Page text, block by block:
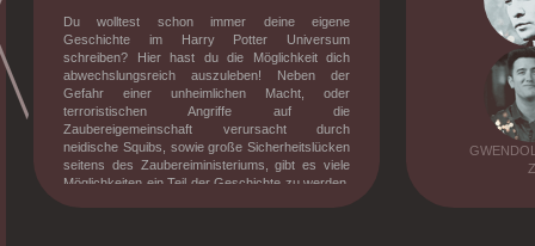
Du wolltest schon immer deine eigene
Geschichte im Harry Potter Universum
schreiben? Hier hast du die Möglichkeit dich
abwechslungsreich auszuleben! Neben der
Gefahr einer unheimlichen Macht, oder
terroristischen Angriffe auf die
Zaubereigemeinschaft verursacht durch
neidische Squibs, sowie große Sicherheitslücken
seitens des Zaubereiministeriums, gibt es viele
Möglichkeiten ein Teil der Geschichte zu werden.